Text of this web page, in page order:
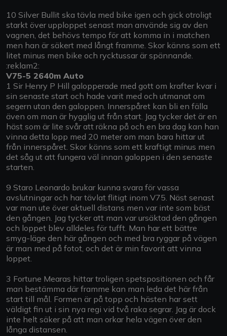
10 Silver Bullit ska tävla med bike igen och gick otroligt
starkt över upploppet senast man använde sig av den
vagnen, det behövs tempo för att komma in i matchen
men han är säkert med långt framme. Skor känns som ett
litet minus men bike och rycktussar är spännande.
:reklam2:
V75-5 2640m Auto
1 Sir Henry P Hill galopperade med gott om krafter kvar i
sin senaste start och hade varit med och utmanat om
segern utan den galoppen. Innerspåret kan bli en fälla
även om man är hygglig ut från start. Jag tycker det är en
häst som är lite svår att räkna på och en bra dag kan han
vinna detta lopp med 20 meter om man bara hittar ut
från innerspåret. Skor känns som ett kraftigt minus men
det såg ut att fungera väl innan galoppen i den senaste
starten.
9 Staro Leonardo brukar kunna svara för vassa
avslutningar och har tävlat flitigt inom V75. Näst senast
var man ute över aktuell distans men var inte som bäst
den gången. Jag tycker att man var ursäktad den gången
och loppet blev alldeles för tufft. Man har ett bättre
smyg-läge den här gången och med bra ryggar på vägen
är man med på fotot, och det är min favorit att vinna
loppet.
3 Fortune Mearas hittar troligen spetspositionen och får
man bestämma där framme kan man leda det här från
start till mål. Formen är på topp och hästen har sett
väldigt fin ut i sin nya regi vid två raka segrar. Jag är dock
inte helt säker på att man orkar hela vägen över den
långa distansen.